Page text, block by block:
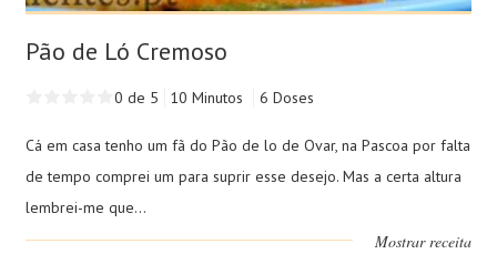
Pão de Ló Cremoso
0 de 5 10 Minutos 6 Doses
Cá em casa tenho um fã do Pão de lo de Ovar, na Pascoa por falta
de tempo comprei um para suprir esse desejo. Mas a certa altura
lembrei-me que...
Mostrar receita